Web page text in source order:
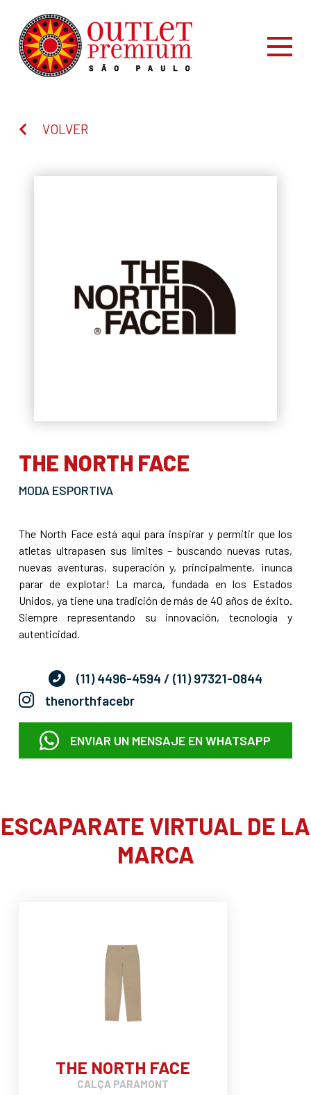
VOLVER
THE NORTH FACE
MODA ESPORTIVA
The North Face está aquí para inspirar y permitir que los
atletas ultrapasen sus límites – buscando nuevas rutas,
nuevas aventuras, superación y, principalmente, ¡nunca
parar de explotar! La marca, fundada en los Estados
Unidos, ya tiene una tradición de más de 40 años de éxito.
Siempre representando su innovación, tecnología y
autenticidad.
(11) 4496-4594 / (11) 97321-0844
thenorthfacebr
ENVIAR UN MENSAJE EN WHATSAPP
ESCAPARATE VIRTUAL DE LA
MARCA
THE NORTH FACE
CALÇA PARAMONT